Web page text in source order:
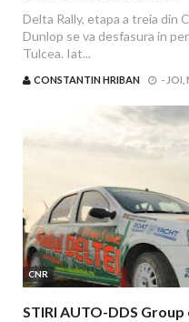
Delta Rally, etapa a treia din
Dunlop se va desfasura in
Tulcea. Iat...
CONSTANTIN HRIBAN - JOI,
CNR
STIRI AUTO-DDS